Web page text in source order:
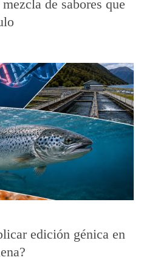
de sabores que
edición génica en